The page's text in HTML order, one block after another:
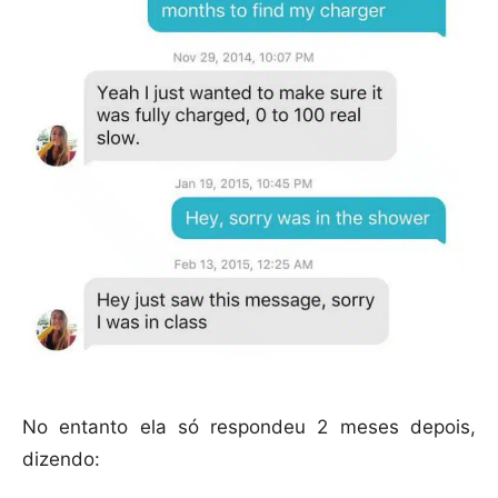
No entanto ela só respondeu 2 meses depois,
dizendo: